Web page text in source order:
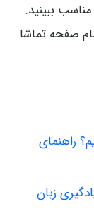
ببینید.
صفحه تماشا
راهنمای
زبان